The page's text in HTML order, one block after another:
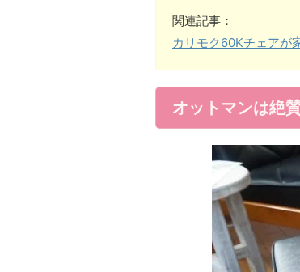
関連記事：
カリモク60Kチェアが
オットマンは絶